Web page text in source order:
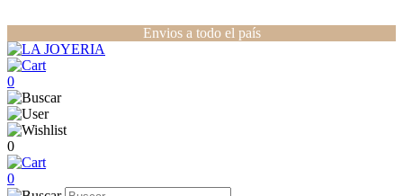
Envios a todo el país
0
0
0